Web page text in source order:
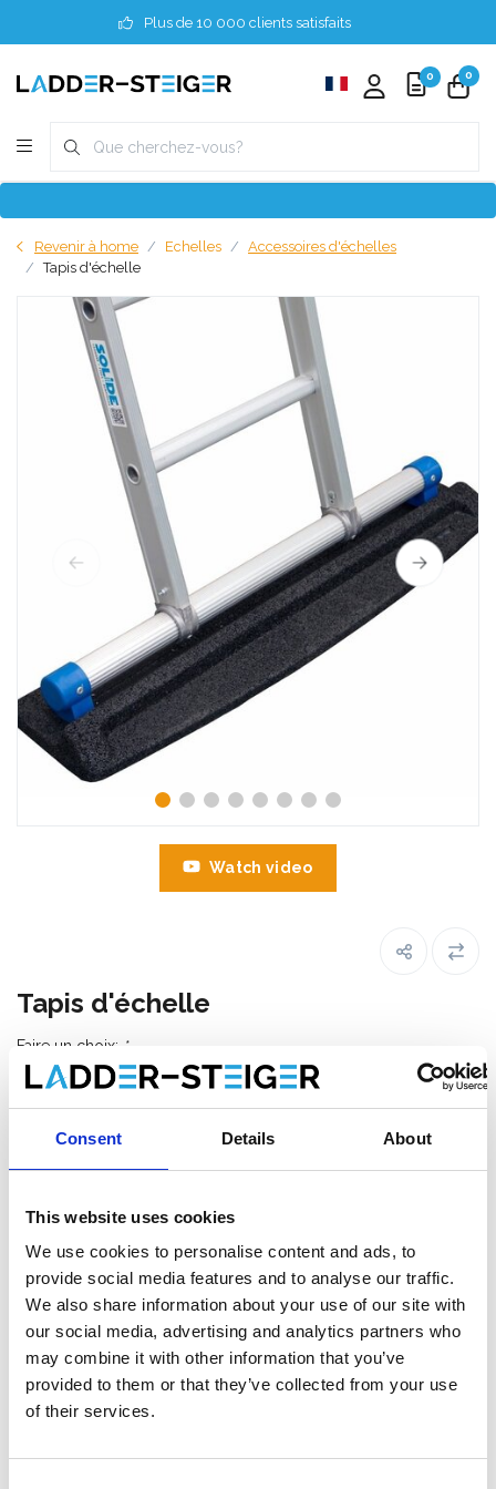
Consent Details About
This website uses cookies
We use cookies to personalise content and ads, to
provide social media features and to analyse our traffic.
We also share information about your use of our site with
our social media, advertising and analytics partners who
may combine it with other information that you’ve
provided to them or that they’ve collected from your use
of their services.
Plus de 10 000 clients satisfaits
0 0
Revenir à home Echelles
Accessoires d'échelles
Tapis d'échelle
Watch video
Tapis d'échelle
Faire un choix: *
€42,00 €46,00
Etten-Leur ou Maaseik (contactez le service clientèle)
Ajouter au panier
Enregistrer comme favori